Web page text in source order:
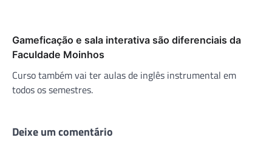
Gameficação e sala interativa são diferenciais da
Faculdade Moinhos
Curso também vai ter aulas de inglês instrumental em
todos os semestres.
Deixe um comentário